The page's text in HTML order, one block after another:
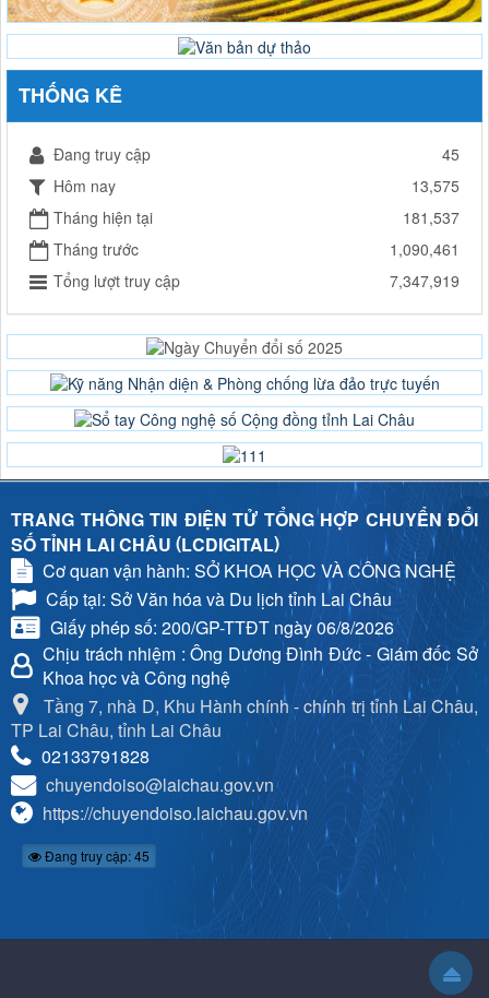
THỐNG KÊ
Đang truy cập
45
Hôm nay
13,575
Tháng hiện tại
181,537
Tháng trước
1,090,461
Tổng lượt truy cập
7,347,919
TRANG THÔNG TIN ĐIỆN TỬ TỔNG HỢP CHUYỂN ĐỔI
SỐ TỈNH LAI CHÂU (LCDIGITAL)
Cơ quan vận hành: SỞ KHOA HỌC VÀ CÔNG NGHỆ
Cấp tại: Sở Văn hóa và Du lịch tỉnh Lai Châu
Giấy phép số: 200/GP-TTĐT ngày 06/8/2026
Chịu trách nhiệm : Ông Dương Đình Đức - Giám đốc Sở
Khoa học và Công nghệ
Tầng 7, nhà D, Khu Hành chính - chính trị tỉnh Lai Châu,
TP Lai Châu, tỉnh Lai Châu
02133791828
chuyendoiso@laichau.gov.vn
https://chuyendoiso.laichau.gov.vn
Đang truy cập: 45